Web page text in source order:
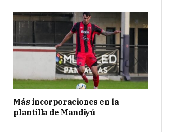
Más incorporaciones en la
plantilla de Mandiyú